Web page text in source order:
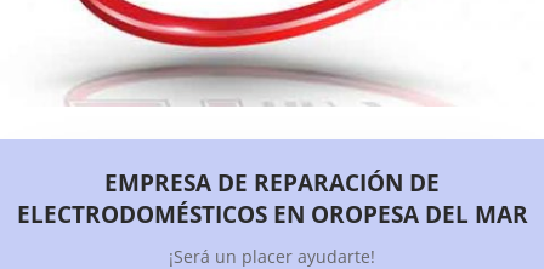
EMPRESA DE REPARACIÓN DE
ELECTRODOMÉSTICOS EN OROPESA DEL MAR
¡Será un placer ayudarte!